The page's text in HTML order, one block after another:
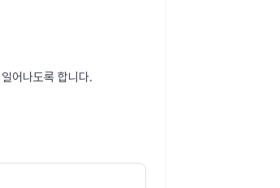
어나도록 합니다.